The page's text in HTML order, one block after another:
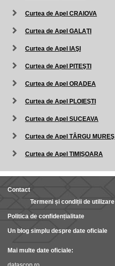
Curtea de Apel CRAIOVA
Curtea de Apel GALAŢI
Curtea de Apel IAŞI
Curtea de Apel PITEŞTI
Curtea de Apel ORADEA
Curtea de Apel PLOIEŞTI
Curtea de Apel SUCEAVA
Curtea de Apel TÂRGU MUREŞ
Curtea de Apel TIMIŞOARA
Contact
Termeni și condiții de utilizare
Politica de confidențialitate
Un blog simplu despre date oficiale
Mai multe date oficiale: